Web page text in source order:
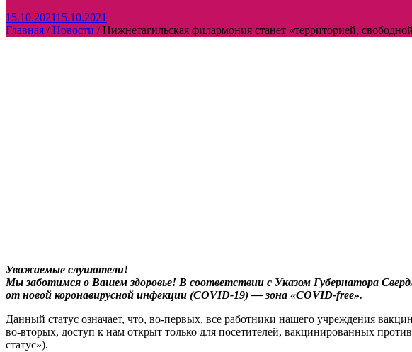
15.10.202115.10.2021
Главная /Новости /Нижнетагильская филармония станет «территорией,
Уважаемые слушатели!
Мы заботимся о Вашем здоровье! В соответствии с Указом Губернатора
от новой коронавирусной инфекции (COVID-19) — зона «COVID‑free».
Данный статус означает, что, во‑первых, все работники нашего учреждения
во‑вторых, доступ к нам открыт только для посетителей, вакцинированных
статус»).